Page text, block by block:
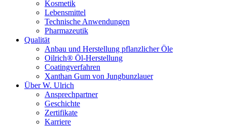
Kosmetik
Lebensmittel
Technische Anwendungen
Pharmazeutik
Qualität
Anbau und Herstellung pflanzlicher Öle
Oilrich® Öl-Herstellung
Coatingverfahren
Xanthan Gum von Jungbunzlauer
Über W. Ulrich
Ansprechpartner
Geschichte
Zertifikate
Karriere